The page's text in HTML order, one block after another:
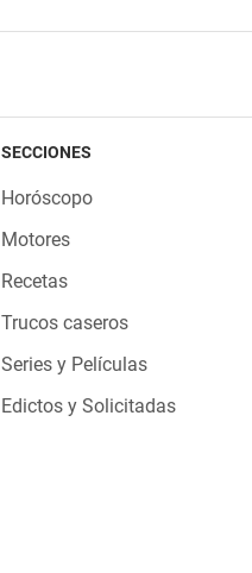
SECCIONES
Horóscopo
Motores
Recetas
Trucos caseros
Series y Películas
Edictos y Solicitadas